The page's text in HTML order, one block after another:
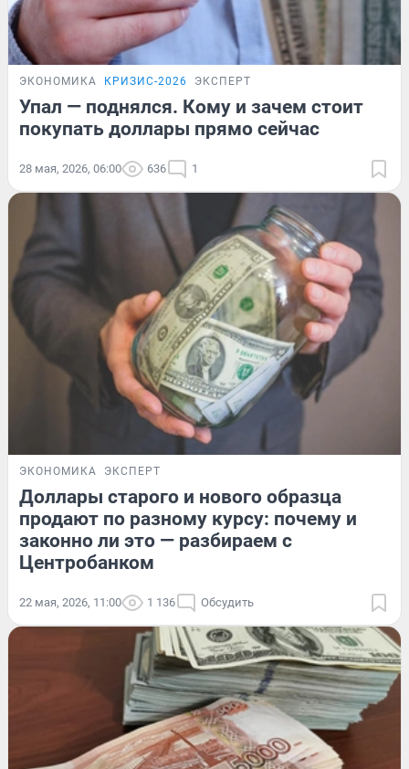
ЭКОНОМИКА КРИЗИС-2026 ЭКСПЕРТ
Упал — поднялся. Кому и зачем стоит
покупать доллары прямо сейчас
28 мая, 2026, 06:00 636 1
ЭКОНОМИКА ЭКСПЕРТ
Доллары старого и нового образца
продают по разному курсу: почему и
законно ли это — разбираем с
Центробанком
22 мая, 2026, 11:00 1 136 Обсудить